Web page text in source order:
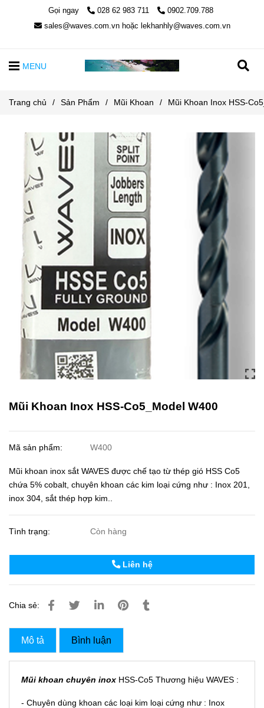
Gọi ngay 028 62 983 711
0902.709.788
sales@waves.com.vn hoặc lekhanhly@waves.com.vn
MENU
Trang chủ / Sản Phẩm / Mũi Khoan / Mũi Khoan Inox HSS-
Mũi Khoan Inox HSS-Co5_Model W400
Mã sản phẩm: W400
Mũi khoan inox sắt WAVES được chế tạo từ thép gió HSS Co5
chứa 5% cobalt, chuyên khoan các kim loại cứng như : Inox 201,
inox 304, sắt thép hợp kim..
Tình trạng: Còn hàng
Liên hệ
Chia sẻ:
Mô tả Bình luận
Mũi khoan chuyên inox HSS-Co5 Thương hiệu WAVES :
- Chuyên dùng khoan các loại kim loại cứng như : Inox